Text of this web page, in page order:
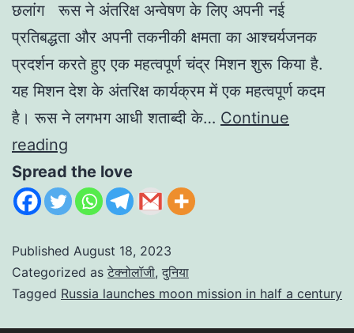
छलांग रूस ने अंतरिक्ष अन्वेषण के लिए अपनी नई
प्रतिबद्धता और अपनी तकनीकी क्षमता का आश्चर्यजनक
प्रदर्शन करते हुए एक महत्वपूर्ण चंद्र मिशन शुरू किया है.
यह मिशन देश के अंतरिक्ष कार्यक्रम में एक महत्वपूर्ण कदम
है। रूस ने लगभग आधी शताब्दी के… Continue
reading
Spread the love
Published August 18, 2023
Categorized as टेक्नोलॉजी, दुनिया
Tagged Russia launches moon mission in half a century